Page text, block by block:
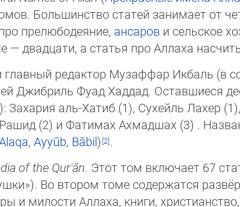
Большинство статей занимает от
прелюбодеяние, ансаров и сель­ское
двадцати, а статья про Аллаха
главный редактор Музаффар Икбаль (в
Джибриль Фуад Хаддад. Оставшиеся
аль-Хатиб (1), Сухейль Лахер
(2) и Фатимах Ахмадшах (3) .
, Ayyūb, Bābil)
.
of the Qurʾān. Этот том включает 67
Во втором томе содержатся
и милости Аллаха, книги,